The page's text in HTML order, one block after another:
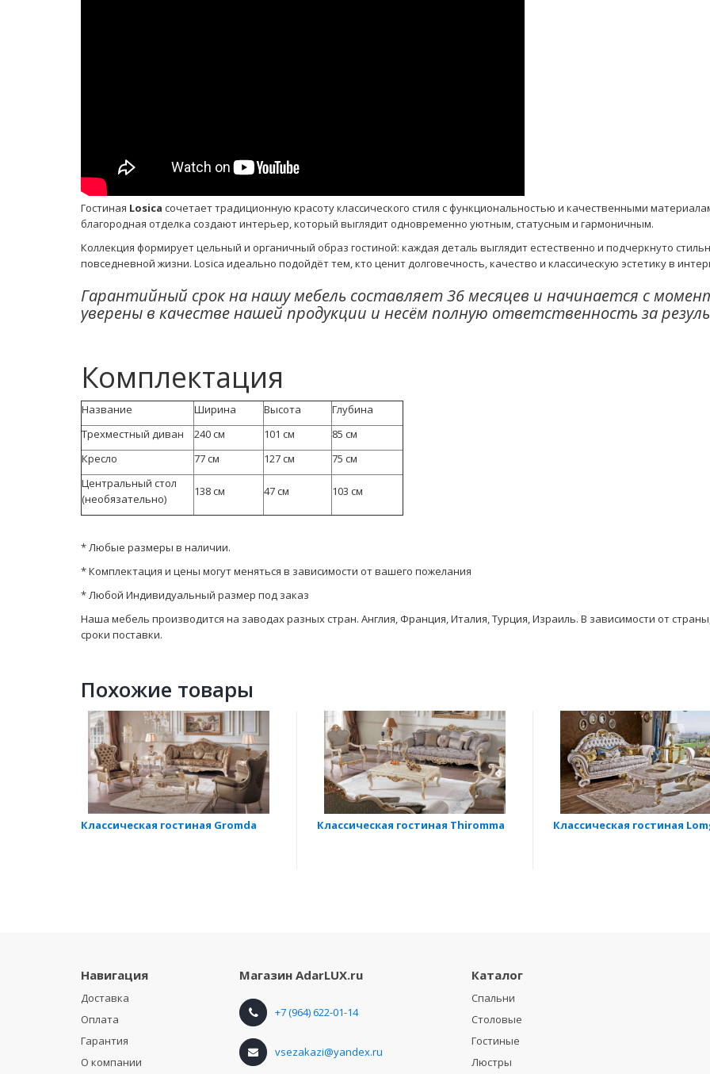
Гостиная Losica сочетает традиционную красоту классического стиля с функциональностью и качественными
благородная отделка создают интерьер, который выглядит одновременно уютным, статусным и гармоничным.
Коллекция формирует цельный и органичный образ гостиной: каждая деталь выглядит естественно и подчеркнуто
повседневной жизни. Losica идеально подойдёт тем, кто ценит долговечность, качество и классическую эстетику в
Гарантийный срок на нашу мебель составляет 36 месяцев и начинается с
уверены в качестве нашей продукции и несём полную ответственность за
Комплектация
Название Ширина Высота
Глубина
Трехместный диван
240 см 101 см
85 см
Кресло
77 см 127 см
75 см
Центральный стол
(необязательно)
138 см 47 см 103 см
* Любые размеры в наличии.
* Комплектация и цены могут меняться в зависимости от вашего пожелания
* Любой Индивидуальный размер под заказ
Наша мебель производится на заводах разных стран. Англия, Франция, Италия, Турция, Израиль. В зависимости от
сроки поставки.
Похожие товары
Классическая гостиная Gromda Классическая гостиная Thiromma Классическая гостиная
Навигация
Доставка
Оплата
Гарантия
О компании
Магазин AdarLUX.ru
+7 (964) 622-01-14
vsezakazi@yandex.ru
Каталог
Спальни
Столовые
Гостиные
Люстры